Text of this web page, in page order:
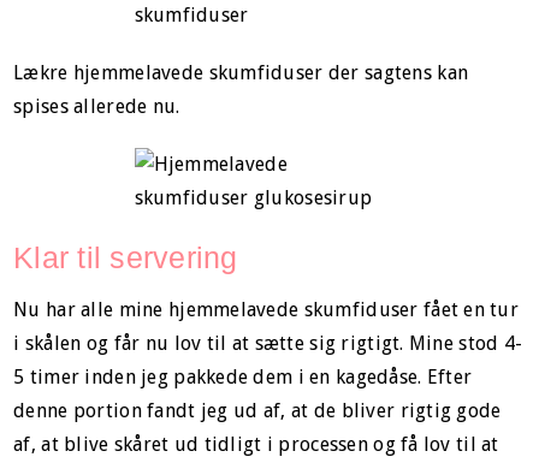
Lækre hjemmelavede skumfiduser der sagtens kan
spises allerede nu.
Klar til servering
Nu har alle mine hjemmelavede skumfiduser fået en tur
i skålen og får nu lov til at sætte sig rigtigt. Mine stod 4-
5 timer inden jeg pakkede dem i en kagedåse. Efter
denne portion fandt jeg ud af, at de bliver rigtig gode
af, at blive skåret ud tidligt i processen og få lov til at